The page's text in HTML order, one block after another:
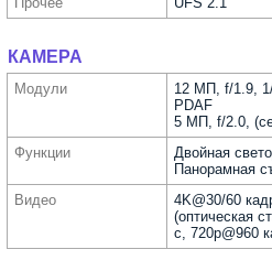
КАМЕРА
Модули
12 МП, f/1.9,
PDAF
5 МП, f/2.0,
Функ­ции
Двойная
Панорамная
Видео
4K@30/60
(оптическая
с, 720p@960